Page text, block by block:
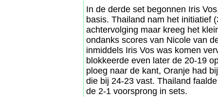
In de derde set begonnen Iris
basis. Thailand nam het initiatief
achtervolging maar kreeg het
ondanks scores van Nicole van
inmiddels Iris Vos was komen
blokkeerde even later de 20-19
ploeg naar de kant, Oranje had
die bij 24-23 vast. Thailand
de 2-1 voorsprong in sets.